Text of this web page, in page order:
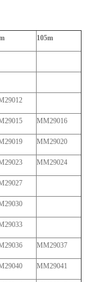
105m
MM29016
MM29020
MM29024
MM29037
MM29041